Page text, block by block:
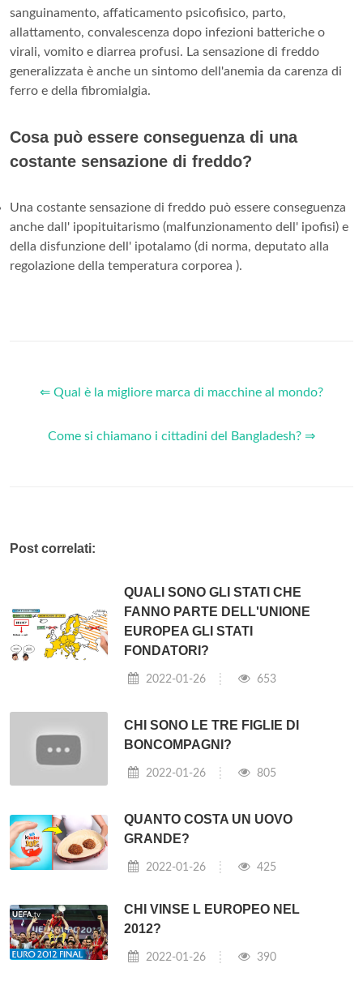
sanguinamento, affaticamento psicofisico, parto,
allattamento, convalescenza dopo infezioni batteriche o
virali, vomito e diarrea profusi. La sensazione di freddo
generalizzata è anche un sintomo dell'anemia da carenza di
ferro e della fibromialgia.
Cosa può essere conseguenza di una
costante sensazione di freddo?
Una costante sensazione di freddo può essere conseguenza
anche dall' ipopituitarismo (malfunzionamento dell' ipofisi) e
della disfunzione dell' ipotalamo (di norma, deputato alla
regolazione della temperatura corporea ).
⇐ Qual è la migliore marca di macchine al mondo?
Come si chiamano i cittadini del Bangladesh? ⇒
Post correlati:
QUALI SONO GLI STATI CHE
FANNO PARTE DELL'UNIONE
EUROPEA GLI STATI
FONDATORI?
2022-01-26 653
CHI SONO LE TRE FIGLIE DI
BONCOMPAGNI?
2022-01-26 805
QUANTO COSTA UN UOVO
GRANDE?
2022-01-26 425
CHI VINSE L EUROPEO NEL
2012?
2022-01-26 390